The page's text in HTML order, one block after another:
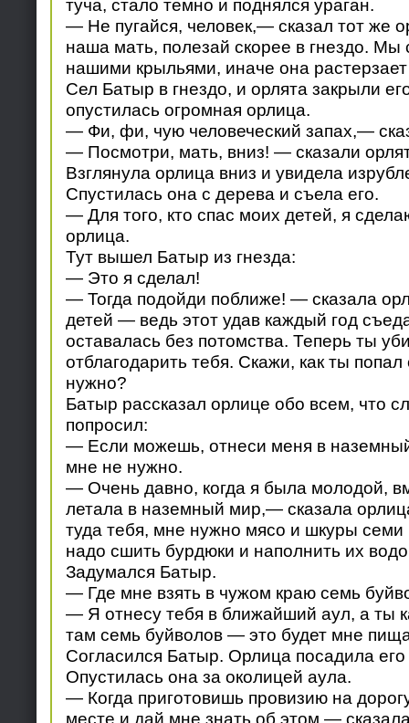
туча, стало темно и поднялся ураган.
— Не пугайся, человек,— сказал тот же
наша мать, полезай скорее в гнездо. Мы
нашими крыльями, иначе она растерзает
Сел Батыр в гнездо, и орлята закрыли
опустилась огромная орлица.
— Фи, фи, чую человеческий запах,—
— Посмотри, мать, вниз! — сказали
Взглянула орлица вниз и увидела
Спустилась она с дерева и съела его.
— Для того, кто спас моих детей, я
орлица.
Тут вышел Батыр из гнезда:
— Это я сделал!
— Тогда подойди поближе! — сказала
детей — ведь этот удав каждый год
оставалась без потомства. Теперь ты
отблагодарить тебя. Скажи, как ты
нужно?
Батыр рассказал орлице обо всем, что
попросил:
— Если можешь, отнеси меня в
мне не нужно.
— Очень давно, когда я была молодой,
летала в наземный мир,— сказала
туда тебя, мне нужно мясо и шкуры семи
надо сшить бурдюки и наполнить их
Задумался Батыр.
— Где мне взять в чужом краю семь
— Я отнесу тебя в ближайший аул, а ты
там семь буйволов — это будет мне
Согласился Батыр. Орлица посадила
Опустилась она за околицей аула.
— Когда приготовишь провизию на
месте и дай мне знать об этом,—